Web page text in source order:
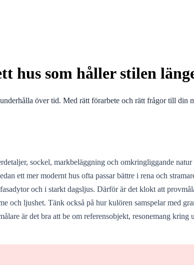
hus som håller stilen
över tid. Med rätt förarbete och rätt frågor till din
sockel, markbeläggning och omkringliggande
ett mer modernt hus ofta passar bättre i rena och
och i starkt dagsljus. Därför är det klokt att
och ljushet. Tänk också på hur kulören samspelar med
är det bra att be om referensobjekt, resonemang kring